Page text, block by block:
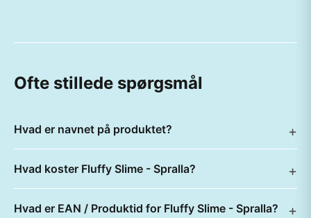
Ofte stillede spørgsmål
Hvad er navnet på produktet?
Hvad koster Fluffy Slime - Spralla?
Hvad er EAN / Produktid for Fluffy Slime - Spralla?